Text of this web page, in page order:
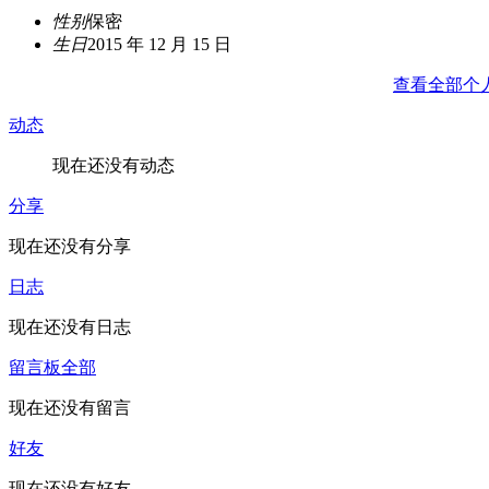
性别保密
生日2015 年 12 月 15 日
查看全部个
动态
现在还没有动态
分享
现在还没有分享
日志
现在还没有日志
留言板全部
现在还没有留言
好友